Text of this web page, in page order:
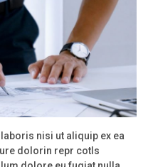
nisi ut aliquip ex ea
dolorin repr cotls